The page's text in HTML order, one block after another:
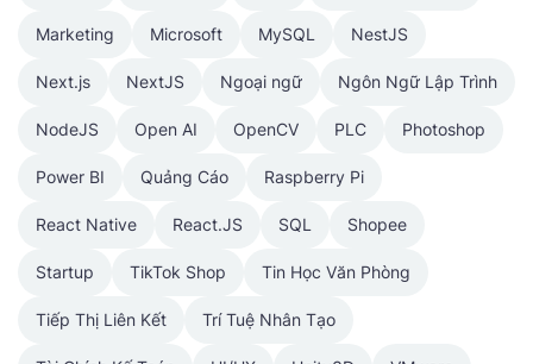
Marketing Microsoft MySQL NestJS
Next.js NextJS Ngoại ngữ Ngôn Ngữ Lập Trình
NodeJS Open AI OpenCV PLC Photoshop
Power BI Quảng Cáo Raspberry Pi
React Native React.JS SQL Shopee
Startup TikTok Shop Tin Học Văn Phòng
Tiếp Thị Liên Kết Trí Tuệ Nhân Tạo